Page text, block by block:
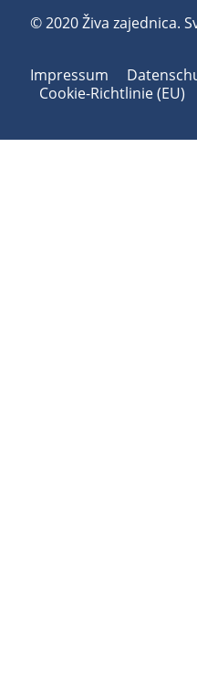
© 2020 Živa zajednica.
Impressum
Cookie-Richtlinie (EU)